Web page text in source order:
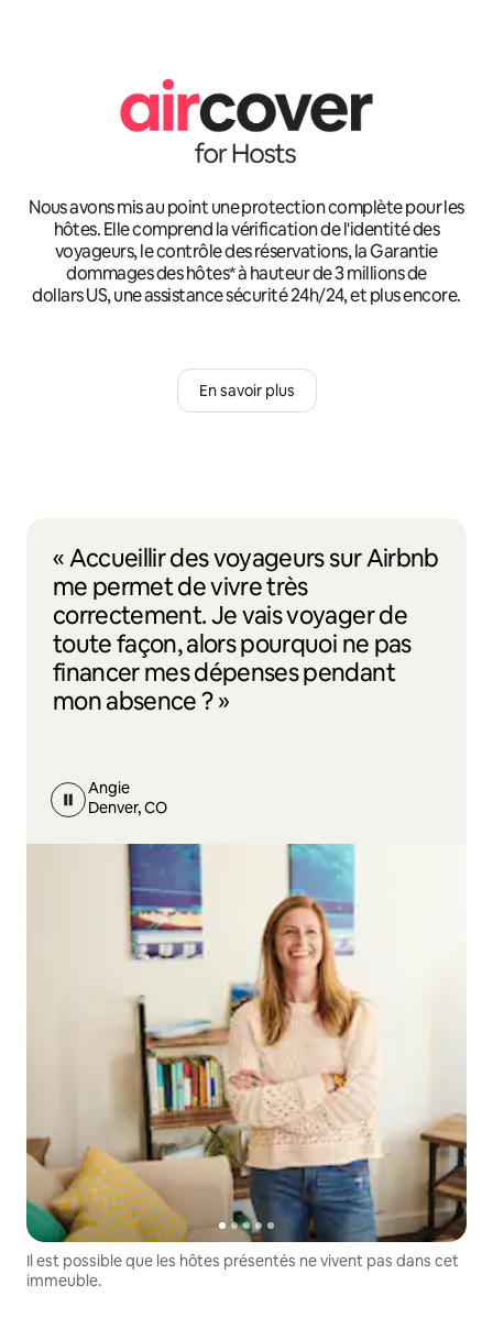
Nous avons mis au point une protection complète pour les
hôtes. Elle comprend la vérification de l'identité des
voyageurs, le contrôle des réservations, la Garantie
dommages des hôtes* à hauteur de 3 millions de
dollars US, une assistance sécurité 24h/24, et plus encore.
En savoir plus
« Accueillir des voyageurs sur Airbnb
me permet de vivre très
correctement. Je vais voyager de
toute façon, alors pourquoi ne pas
financer mes dépenses pendant
mon absence ? »
Angie
Denver, CO
Il est possible que les hôtes présentés ne vivent pas dans cet
immeuble.